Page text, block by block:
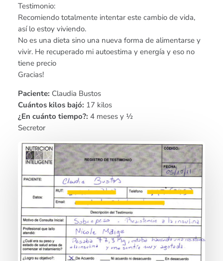
Testimonio:
Recomiendo totalmente intentar este cambio de vida,
así lo estoy viviendo.
No es una dieta sino una nueva forma de alimentarse y
vivir. He recuperado mi autoestima y energía y eso no
tiene precio
Gracias!
Paciente: Claudia Bustos
Cuántos kilos bajó: 17 kilos
¿En cuánto tiempo?: 4 meses y ½
Secretor